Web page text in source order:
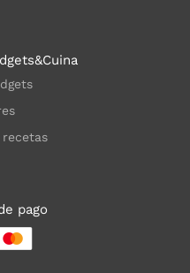
recetas
pago